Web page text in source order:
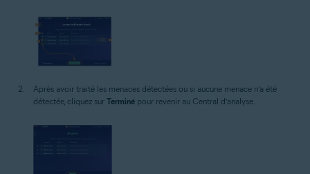
Après avoir traité les menaces détectées ou si aucune menace n’a été
détectée, cliquez sur Terminé pour revenir au Central d’analyse.